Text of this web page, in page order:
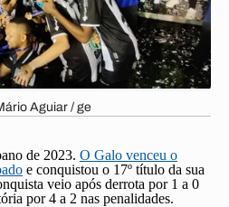
Aguiar / ge
de 2023. O Galo venceu o
e conquistou o 17º título da sua
veio após derrota por 1 a 0
por 4 a 2 nas penalidades.